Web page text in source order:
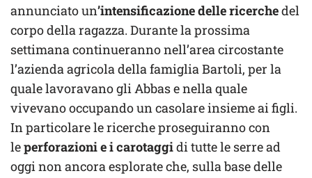
annunciato un’intensificazione delle ricerchedel
corpo della ragazza. Durante la prossima
settimana continueranno nell’area circostante
l’azienda agricola della famiglia Bartoli, per la
quale lavoravano gli Abbas e nella quale
vivevano occupando un casolare insieme ai figli.
In particolare le ricerche proseguiranno con
leperforazioni e i carotaggidi tutte le serre ad
oggi non ancora esplorate che, sulla base delle